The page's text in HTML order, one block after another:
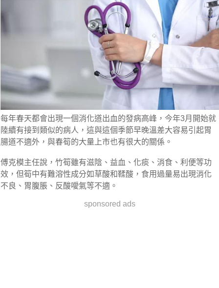
每年春天都會出現一個消化道出血的發病高峰，今年3月開始就
陸續有接到類似的病人，這與這個季節早晚溫差大容易引起胃
腸道不適外，與春筍的大量上市也有很大的關係。
傅克模主任說，竹筍雖有滋陰、益血、化痰、消食、利便等功
效，但筍中有難溶性成分如草酸和鞣酸，食用過量易出現消化
不良、胃腹脹、反酸噯氣等不適。
sponsored ads